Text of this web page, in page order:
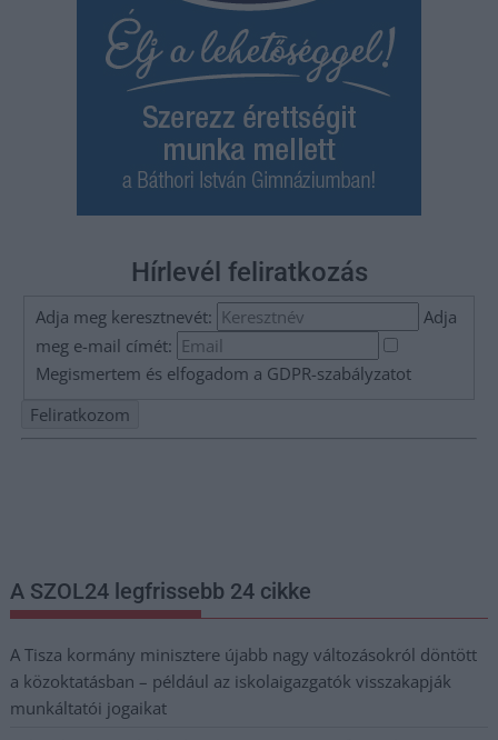
Hírlevél feliratkozás
Adja meg keresztnevét:
Adja
meg e-mail címét:
Megismertem és elfogadom a GDPR-szabályzatot
A SZOL24 legfrissebb 24 cikke
A Tisza kormány minisztere újabb nagy változásokról döntött
a közoktatásban – például az iskolaigazgatók visszakapják
munkáltatói jogaikat